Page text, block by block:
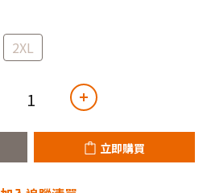
2XL
立即購買